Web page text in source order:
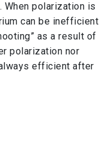
polarization is
can be inefficient
as a result of
polarization nor
efficient after